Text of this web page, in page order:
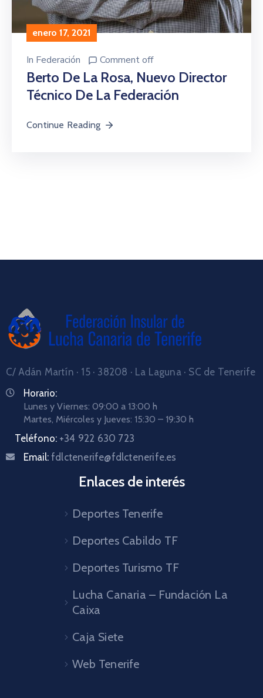
enero 17, 2021
In Federación Comment off
Berto De La Rosa, Nuevo Director
Técnico De La Federación
Continue Reading
C/ Adán Martín · 15 · 38208 · La Laguna · SC de Tenerife
Horario:
Lunes y Viernes: 09:00 a 13:00 h
Martes, Miércoles y Jueves: 15:30 – 19:30 h
Teléfono: +34 922 630 723
Email: fdlctenerife@fdlctenerife.es
Enlaces de interés
Deportes Tenerife
Deportes Cabildo TF
Deportes Turismo TF
Lucha Canaria – Fundación La
Caixa
Caja Siete
Web Tenerife